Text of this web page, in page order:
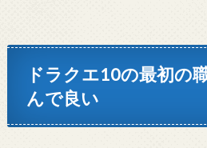
ドラクエ10の最初の
んで良い